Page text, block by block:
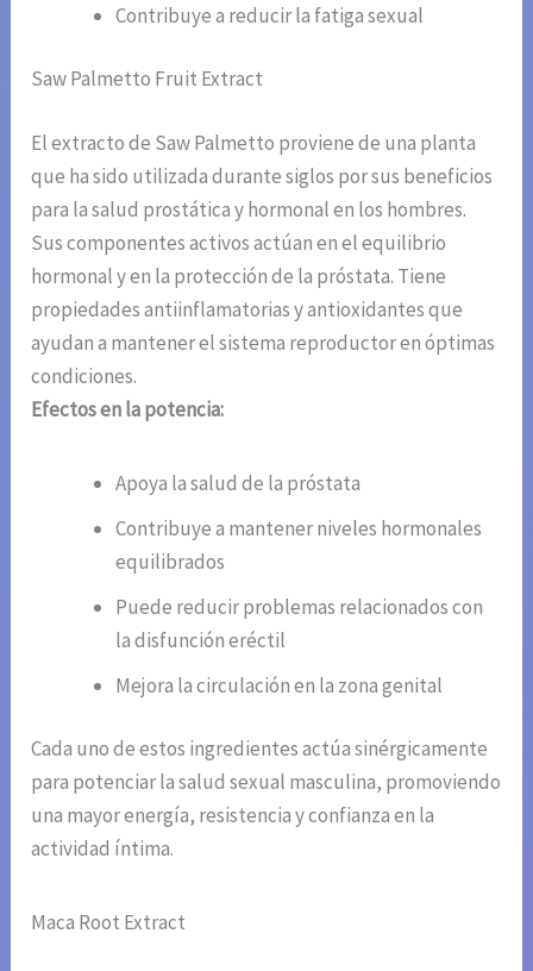
Contribuye a reducir la fatiga sexual
Saw Palmetto Fruit Extract
El extracto de Saw Palmetto proviene de una planta
que ha sido utilizada durante siglos por sus beneficios
para la salud prostática y hormonal en los hombres.
Sus componentes activos actúan en el equilibrio
hormonal y en la protección de la próstata. Tiene
propiedades antiinflamatorias y antioxidantes que
ayudan a mantener el sistema reproductor en óptimas
condiciones.
Efectos en la potencia:
Apoya la salud de la próstata
Contribuye a mantener niveles hormonales
equilibrados
Puede reducir problemas relacionados con
la disfunción eréctil
Mejora la circulación en la zona genital
Cada uno de estos ingredientes actúa sinérgicamente
para potenciar la salud sexual masculina, promoviendo
una mayor energía, resistencia y confianza en la
actividad íntima.
Maca Root Extract